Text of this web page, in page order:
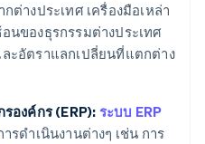
ต่างประเทศ เครื่องมือเหล่า
นของธุรกรรมต่างประเทศ
ะอัตราแลกเปลี่ยนที่แตกต่าง
องค์กร (ERP): ระบบ ERP
ารดําเนินงานต่างๆ เช่น การ